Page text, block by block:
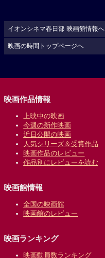
イオンシネマ春日部 映画館情報へ
映画の時間トップページへ
映画作品情報
上映中の映画
今週の新作映画
近日公開の映画
人気シリーズ＆受賞作品
映画作品のレビュー
作品別にレビューを読む
映画館情報
全国の映画館
映画館のレビュー
映画ランキング
映画動員数ランキング